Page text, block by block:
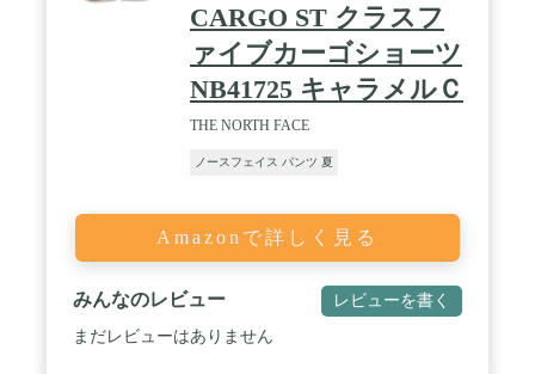
CARGO ST クラスフ
ァイブカーゴショーツ
NB41725 キャラメルＣ
THE NORTH FACE
ノースフェイス パンツ 夏
Amazonで詳しく見る
みんなのレビュー レビューを書く
まだレビューはありません